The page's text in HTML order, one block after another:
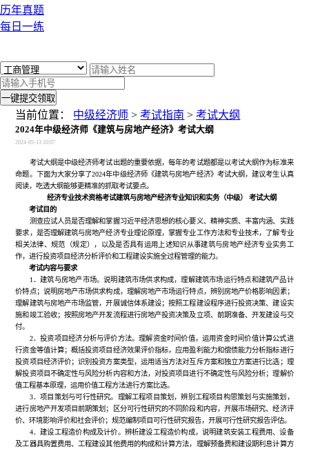
历年真题
每日一练
一键提交领取
当前位置： 中级经济师 >考试指南 >考试大纲
2024年中级经济师《建筑与房地产经济》考试大纲
2024-05-13 10:07
考试大纲是中级经济师考试出题的重要依据，每年的考试题都是以考试大纲作为标准来
命题。下面为大家分享了2024年中级经济师《建筑与房地产经济》考试大纲，建议考生认真
阅读，吃透大纲能够更精准的抓取考试要点。
经济专业技术资格考试建筑与房地产经济专业知识和实务（中级） 考试大纲
考试目的
测查应试人员是否理解和掌握习近平经济思想的核心要义、精神实质、丰富内涵、实践
要求，是否理解建筑与房地产经济专业理论原理，掌握专业工作方法和专业技术，了解专业
相关法律、规范（规定），以及是否具有运用上述知识从事建筑与房地产经济专业实务工
作，进行投资项目经济分析评价和工程建设实施全过程管理的能力。
考试内容与要求
1．建筑与房地产市场。说明建筑市场供求构成，理解建筑市场运行特点和建筑产品计
价特点；说明房地产市场供求构成，理解房地产市场运行特点，辨别房地产价格影响因素；
理解建筑与房地产市场监管，开展诚信体系建设；按照工程建设程序进行投资决策、建设实
施和竣工验收；按照房地产开发流程进行房地产投资决策及立项、前期准备、开发建设与交
付。
2．投资项目经济分析与评价方法。理解资金时间价值，运用资金时间价值计算公式进
行资金等值计算；概括投资项目经济效果评价指标，应用盈利能力和偿债能力分析指标进行
投资项目经济评价；识别投资方案类型，运用适当方法对互斥方案和独立方案进行比选；理
解投资项目不确定性与风险分析内容和方法，对投资项目进行不确定性与风险分析；理解价
值工程基本原理，运用价值工程方法进行方案比选。
3．项目策划与可行性研究。理解工程项目策划，辨别工程项目构思策划与实施策划，
进行房地产开发项目前期策划；区分可行性研究的不同阶段和内容，开展市场研究、经济评
价、环境影响评价和社会评价；规范编制项目可行性研究报告，开展可行性研究报告评估。
4．建设工程造价构成及计价。辨析建设工程造价构成，说明建筑安装工程费用、设备
及工器具购置费用、工程建设其他费用的构成和计算方法，理解预备费和建设期利息计算方